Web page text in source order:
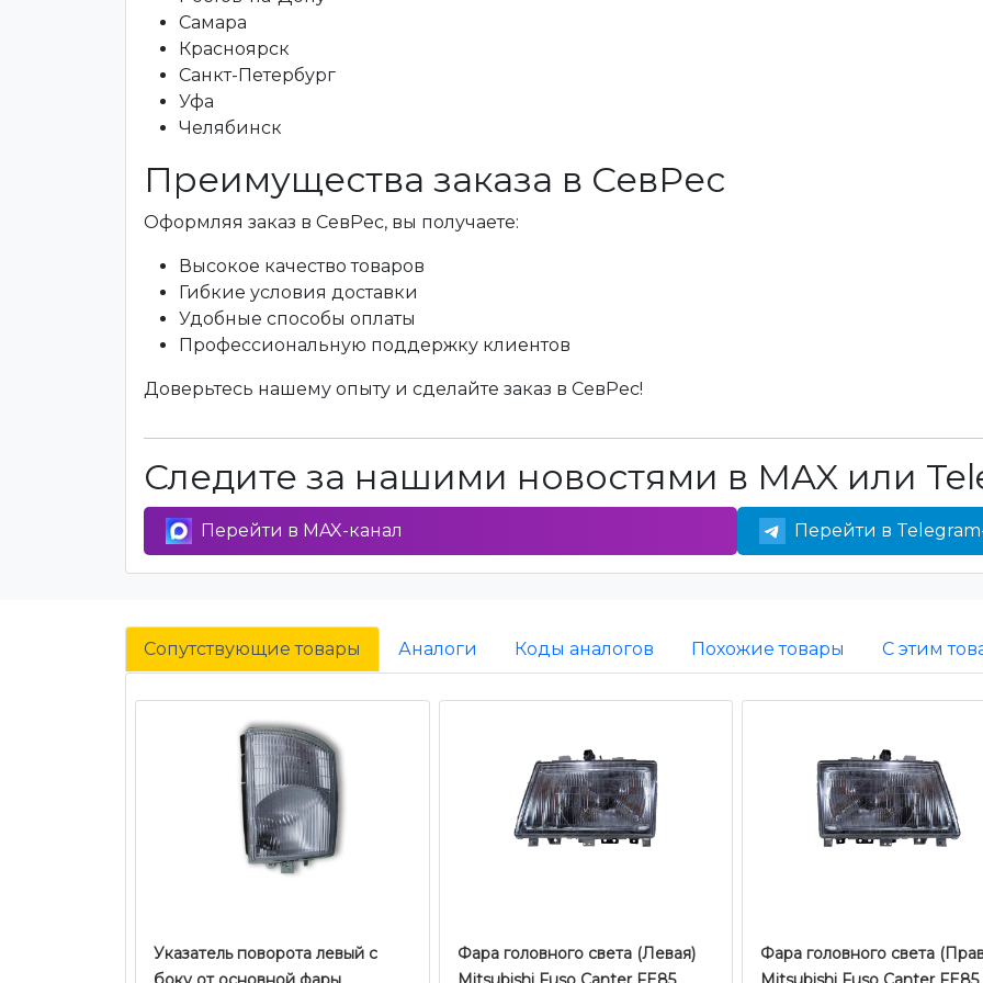
Самара
Красноярск
Санкт-Петербург
Уфа
Челябинск
Преимущества заказа в СевРес
Оформляя заказ в СевРес, вы получаете:
Высокое качество товаров
Гибкие условия доставки
Удобные способы оплаты
Профессиональную поддержку клиентов
Доверьтесь нашему опыту и сделайте заказ в СевРес!
Следите за нашими новостями в MAX или
Перейти в MAX-канал Перейти в
Сопутствующие товары Аналоги Коды аналогов Похожие товары С этим
Указатель поворота левый c
Фара головного света (Левая)
Фара головного света